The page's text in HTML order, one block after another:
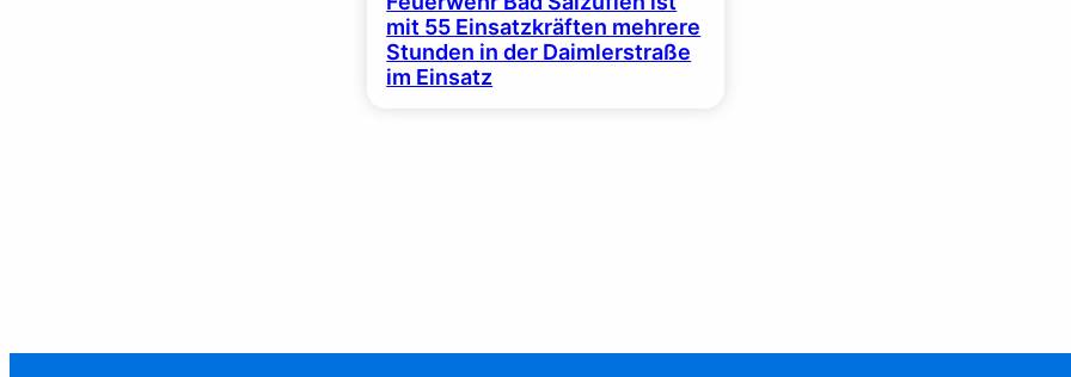
mit 55 Einsatzkräften mehrere
Stunden in der Daimlerstraße
im Einsatz